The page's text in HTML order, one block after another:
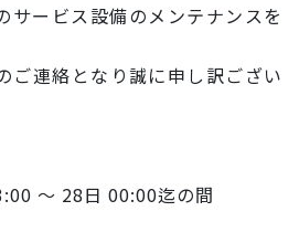
サービス設備のメンテナンスを
ご連絡となり誠に申し訳ござい
～ 28日 00:00迄の間